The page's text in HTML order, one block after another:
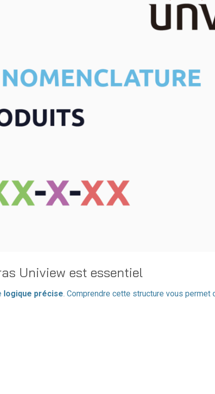
Uniview est essentiel
logique précise. Comprendre cette structure vous permet